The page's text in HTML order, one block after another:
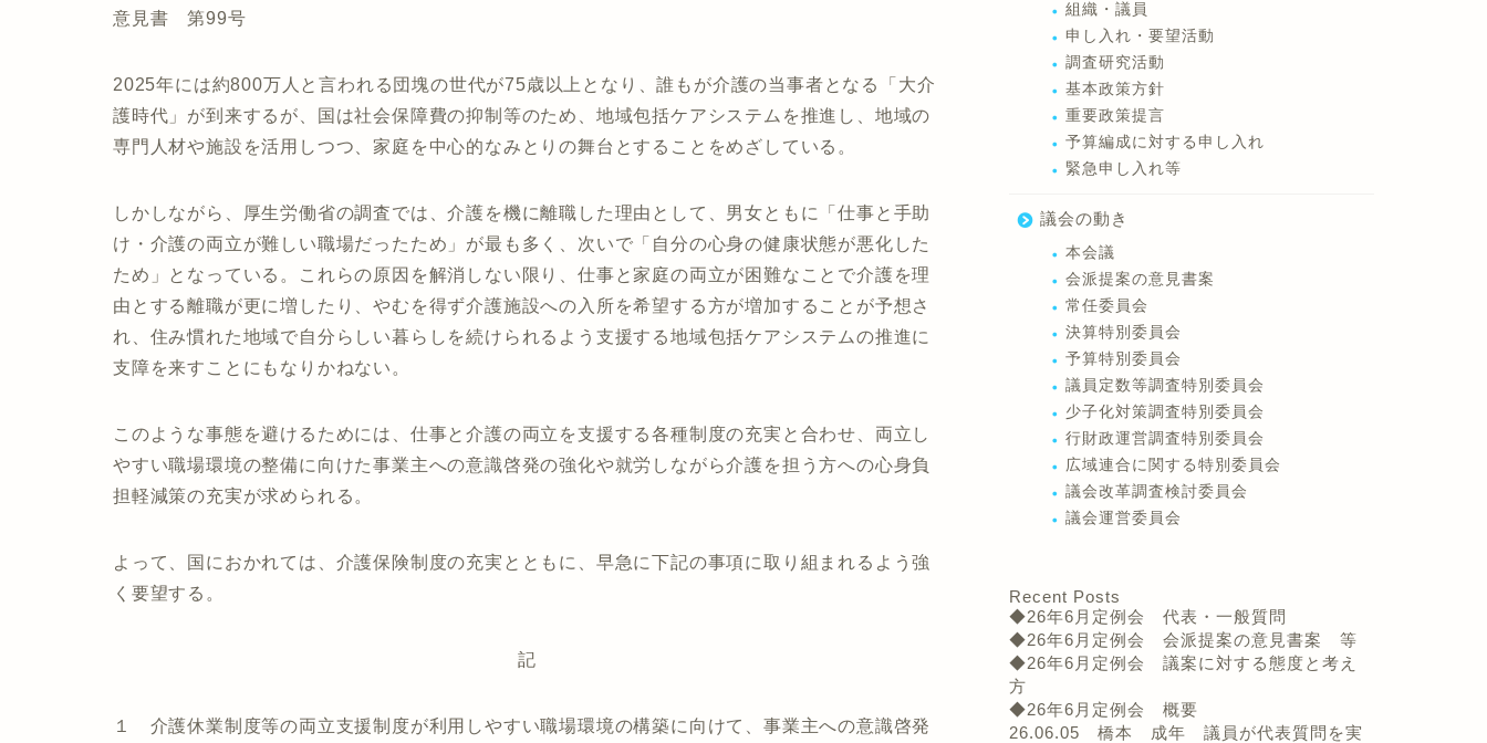
意見書 第99号
2025年には約800万人と言われる団塊の世代が75歳以上となり、誰もが介護の当事者となる「大介
護時代」が到来するが、国は社会保障費の抑制等のため、地域包括ケアシステムを推進し、地域の
専門人材や施設を活用しつつ、家庭を中心的なみとりの舞台とすることをめざしている。
しかしながら、厚生労働省の調査では、介護を機に離職した理由として、男女ともに「仕事と手助
け・介護の両立が難しい職場だったため」が最も多く、次いで「自分の心身の健康状態が悪化した
ため」となっている。これらの原因を解消しない限り、仕事と家庭の両立が困難なことで介護を理
由とする離職が更に増したり、やむを得ず介護施設への入所を希望する方が増加することが予想さ
れ、住み慣れた地域で自分らしい暮らしを続けられるよう支援する地域包括ケアシステムの推進に
支障を来すことにもなりかねない。
このような事態を避けるためには、仕事と介護の両立を支援する各種制度の充実と合わせ、両立し
やすい職場環境の整備に向けた事業主への意識啓発の強化や就労しながら介護を担う方への心身負
担軽減策の充実が求められる。
よって、国におかれては、介護保険制度の充実とともに、早急に下記の事項に取り組まれるよう強
く要望する。
記
１ 介護休業制度等の両立支援制度が利用しやすい職場環境の構築に向けて、事業主への意識啓発
組織・議員
申し入れ・要望活動
調査研究活動
基本政策方針
重要政策提言
予算編成に対する申し入れ
緊急申し入れ等
議会の動き
本会議
会派提案の意見書案
常任委員会
決算特別委員会
予算特別委員会
議員定数等調査特別委員会
少子化対策調査特別委員会
行財政運営調査特別委員会
広域連合に関する特別委員会
議会改革調査検討委員会
議会運営委員会
Recent Posts
◆26年6月定例会 代表・一般質問
◆26年6月定例会 会派提案の意見書案 等
◆26年6月定例会 議案に対する態度と考え
方
◆26年6月定例会 概要
26.06.05 橋本 成年 議員が代表質問を実